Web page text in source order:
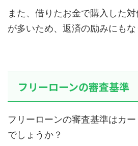
また、借りたお金で購入した
が多いため、返済の励みにもな
フリーローンの審査基準
フリーローンの審査基準はカ
でしょうか？